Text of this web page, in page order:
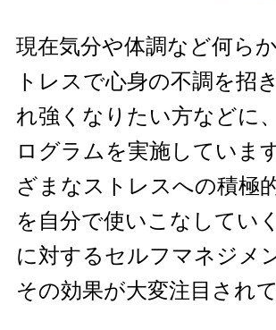
現在気分や体調など何ら
トレスで心身の不調を招
れ強くなりたい方などに
ログラムを実施していま
ざまなストレスへの積極
を自分で使いこなしてい
に対するセルフマネジメ
その効果が大変注目され